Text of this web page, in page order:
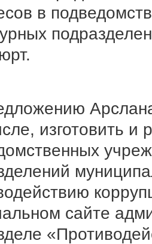
в
изготовить и
сайте